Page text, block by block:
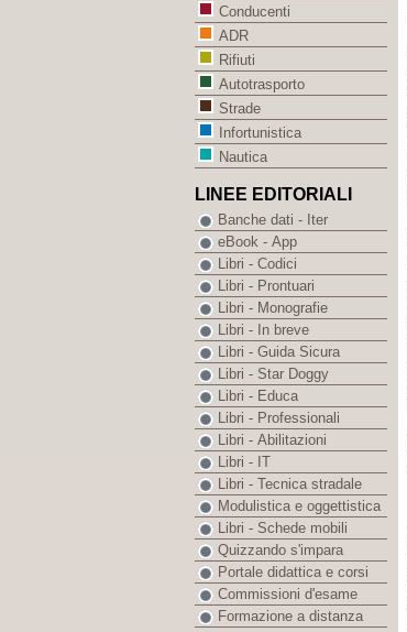
Conducenti
ADR
Rifiuti
Autotrasporto
Strade
Infortunistica
Nautica
LINEE EDITORIALI
Banche dati - Iter
eBook - App
Libri - Codici
Libri - Prontuari
Libri - Monografie
Libri - In breve
Libri - Guida Sicura
Libri - Star Doggy
Libri - Educa
Libri - Professionali
Libri - Abilitazioni
Libri - IT
Libri - Tecnica stradale
Modulistica e oggettistica
Libri - Schede mobili
Quizzando s'impara
Portale didattica e corsi
Commissioni d'esame
Formazione a distanza